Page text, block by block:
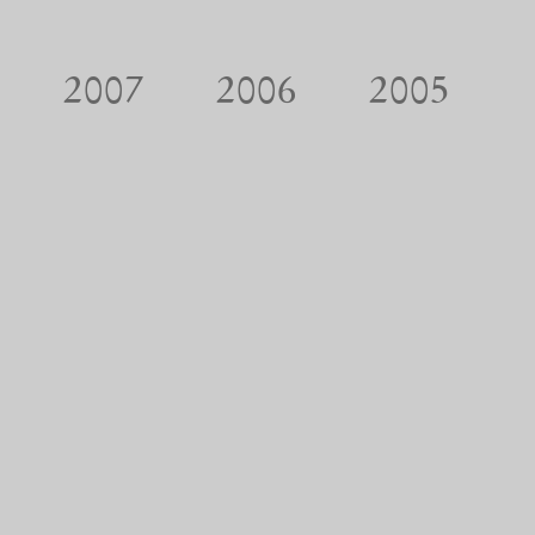
2007 2006 2005